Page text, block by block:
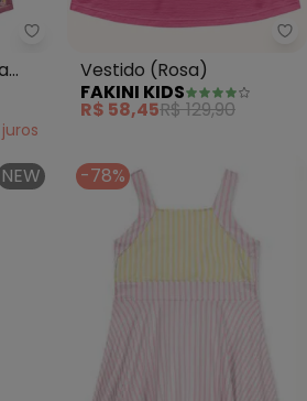
Elian - Vestido Bebê Menina
juros
Vestido (Rosa)
FAKINI KIDS
R$ 58,45R$ 129,90
NEW -78%